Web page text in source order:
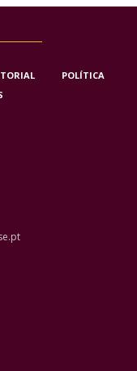
POLÍTICA